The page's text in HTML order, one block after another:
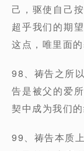
己，驱使自己
超乎我们的期
这点，唯里面
98、祷告之所
告是被父的爱
契中成为我们
99、祷告本质